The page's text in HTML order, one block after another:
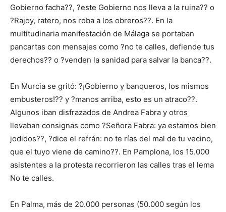
Gobierno facha??, ?este Gobierno nos lleva a la ruina?? o
?Rajoy, ratero, nos roba a los obreros??. En la
multitudinaria manifestación de Málaga se portaban
pancartas con mensajes como ?no te calles, defiende tus
derechos?? o ?venden la sanidad para salvar la banca??.
En Murcia se gritó: ?¡Gobierno y banqueros, los mismos
embusteros!?? y ?manos arriba, esto es un atraco??.
Algunos iban disfrazados de Andrea Fabra y otros
llevaban consignas como ?Señora Fabra: ya estamos bien
jodidos??, ?dice el refrán: no te rías del mal de tu vecino,
que el tuyo viene de camino??. En Pamplona, los 15.000
asistentes a la protesta recorrieron las calles tras el lema
No te calles.
En Palma, más de 20.000 personas (50.000 según los